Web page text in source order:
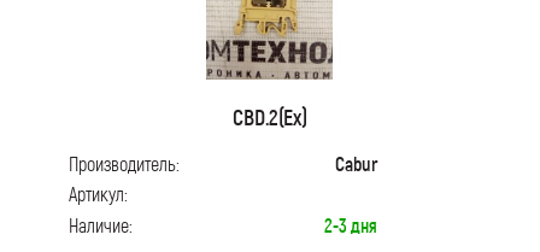
CBD.2(Ex)
Производитель:
Cabur
Артикул:
Наличие:
2-3 дня